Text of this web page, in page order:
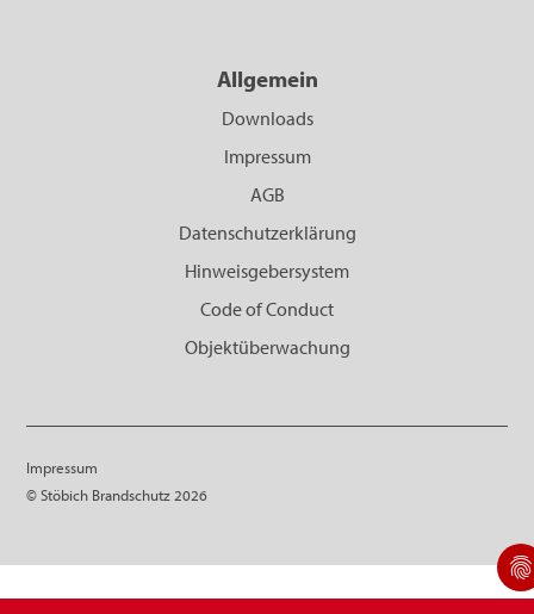
Allgemein
Downloads
Impressum
AGB
Datenschutzerklärung
Hinweisgebersystem
Code of Conduct
Objektüberwachung
Impressum
© Stöbich Brandschutz 2026